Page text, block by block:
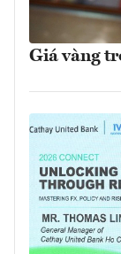
Giá vàng